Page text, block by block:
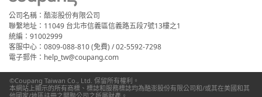
公司名稱：酷澎股份有限公司
聯繫地址：11049 台北市信義區信義路五段7號13樓之1
統編：91002999
客服中心：0809-088-810 (免費) / 02-5592-7298
電子郵件：help_tw@coupang.com
©Coupang Taiwan Co., Ltd. 保留所有權利。
本網站上顯示的所有商標、標誌和服務標誌均為酷澎股份有限公司和/或其在美國和其